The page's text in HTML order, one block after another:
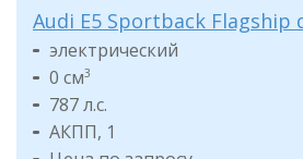
Audi E5 Sportback Flagship
электрический
0 см3
787 л.с.
АКПП, 1